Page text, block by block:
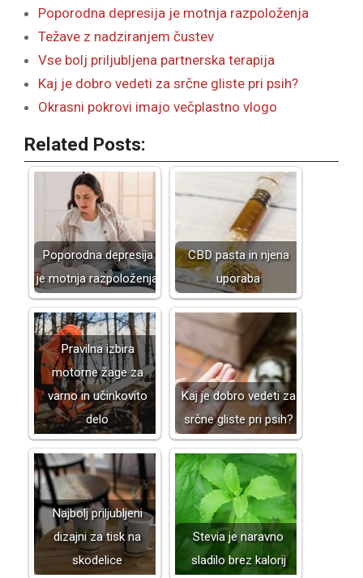
Poporodna depresija je motnja razpoloženja
Težave z nadziranjem čustev
Vse bolj priljubljena partnerska terapija
Kaj je dobro vedeti za srčne gliste pri psih?
Okrasni pokrovi imajo večplastno vlogo
Related Posts:
Poporodna depresija
je motnja razpoloženja
CBD pasta in njena
uporaba
Pravilna izbira
motorne žage za
varno in učinkovito
delo
Kaj je dobro vedeti za
srčne gliste pri psih?
Najbolj priljubljeni
dizajni za tisk na
skodelice
Stevia je naravno
sladilo brez kalorij